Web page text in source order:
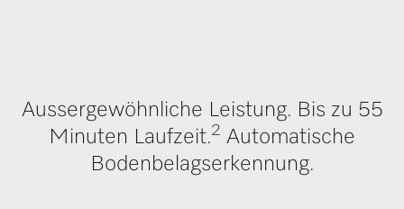
Aussergewöhnliche Leistung. Bis zu 55
Minuten Laufzeit.2 Automatische
Bodenbelagserkennung.